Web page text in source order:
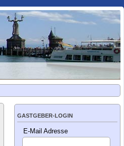
GASTGEBER-LOGIN
E-Mail Adresse